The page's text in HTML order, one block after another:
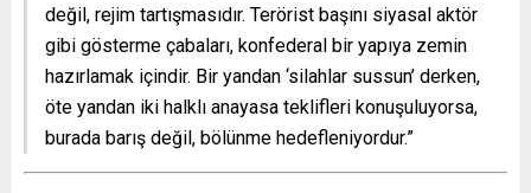
değil, rejim tartışmasıdır. Terörist başını siyasal aktör
gibi gösterme çabaları, konfederal bir yapıya zemin
hazırlamak içindir. Bir yandan ‘silahlar sussun’ derken,
öte yandan iki halklı anayasa teklifleri konuşuluyorsa,
burada barış değil, bölünme hedefleniyordur.”